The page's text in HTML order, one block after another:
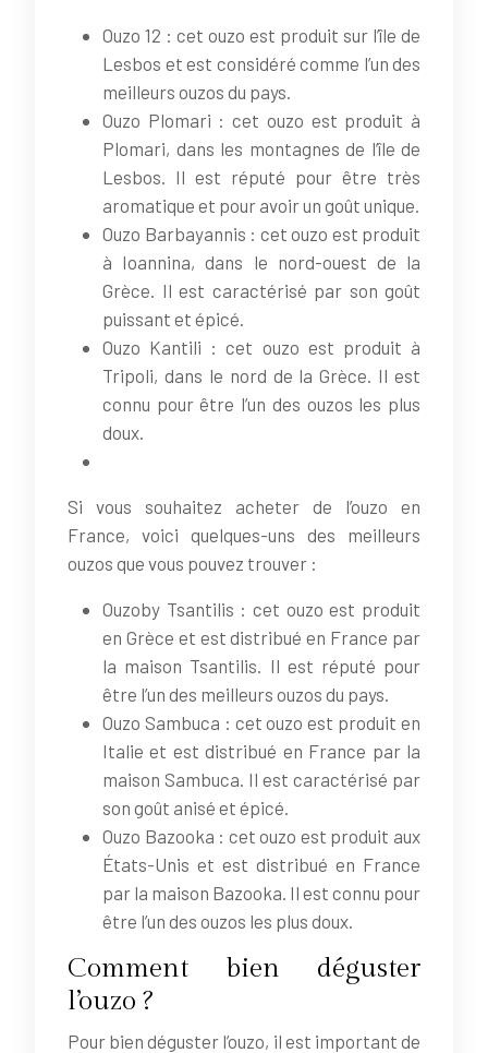
Ouzo 12 : cet ouzo est produit sur l’île de
Lesbos et est considéré comme l’un des
meilleurs ouzos du pays.
Ouzo Plomari : cet ouzo est produit à
Plomari, dans les montagnes de l’île de
Lesbos. Il est réputé pour être très
aromatique et pour avoir un goût unique.
Ouzo Barbayannis : cet ouzo est produit
à Ioannina, dans le nord-ouest de la
Grèce. Il est caractérisé par son goût
puissant et épicé.
Ouzo Kantili : cet ouzo est produit à
Tripoli, dans le nord de la Grèce. Il est
connu pour être l’un des ouzos les plus
doux.
Si vous souhaitez acheter de l’ouzo en
France, voici quelques-uns des meilleurs
ouzos que vous pouvez trouver :
Ouzoby Tsantilis : cet ouzo est produit
en Grèce et est distribué en France par
la maison Tsantilis. Il est réputé pour
être l’un des meilleurs ouzos du pays.
Ouzo Sambuca : cet ouzo est produit en
Italie et est distribué en France par la
maison Sambuca. Il est caractérisé par
son goût anisé et épicé.
Ouzo Bazooka : cet ouzo est produit aux
États-Unis et est distribué en France
par la maison Bazooka. Il est connu pour
être l’un des ouzos les plus doux.
Comment bien déguster
l’ouzo ?
Pour bien déguster l’ouzo, il est important de